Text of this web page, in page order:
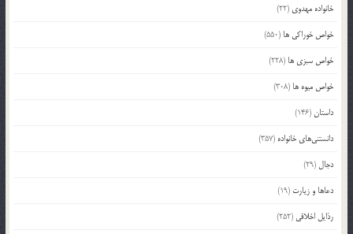
خانواده مهدوی (22)
خواص خوراکی ها (550)
خواص سبزی ها (228)
خواص میوه ها (308)
داستان(146)
دانستنی‌های خانواده (357)
دجال (29)
دعاها و زیارت (19)
رذایل اخلاقی (252)